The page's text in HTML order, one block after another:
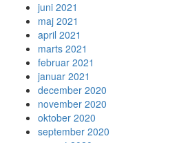
juni 2021
maj 2021
april 2021
marts 2021
februar 2021
januar 2021
december 2020
november 2020
oktober 2020
september 2020